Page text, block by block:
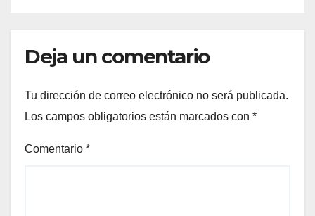
Deja un comentario
Tu dirección de correo electrónico no será publicada.
Los campos obligatorios están marcados con *
Comentario *